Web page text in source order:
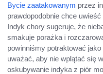
Bycie zaatakowanym przez
prawdopodobnie chce
Indyk chory sugeruje, że
smakuje porażka i
powinniśmy potraktować
uważać, aby nie wplątać się
oskubywanie indyka z piór